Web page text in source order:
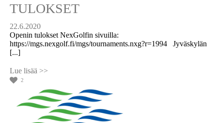
TULOKSET
22.6.2020
Openin tulokset NexGolfin sivuilla:
https://mgs.nexgolf.fi/mgs/tournaments.nxg?r=1994 Jyväskylän
[...]
2